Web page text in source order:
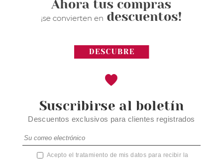
Suscribirse al boletín
Descuentos exclusivos para clientes registrados
Acepto el tratamiento de mis datos para recibir la